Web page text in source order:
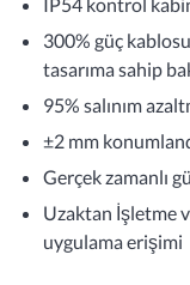
300% güç
tasarıma sahip
95% salınım
±2 mm
Gerçek zamanlı
Uzaktan İşletme
uygulama erişimi